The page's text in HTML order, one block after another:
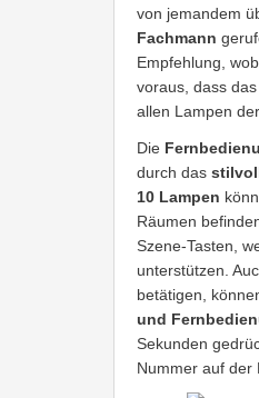
von jemandem
Fachmann
Empfehlung,
voraus, dass
allen Lampen
Die
durch das
10 Lampen
Räumen
Szene-Tasten,
unterstützen.
betätigen,
und
Sekunden
Nummer auf der